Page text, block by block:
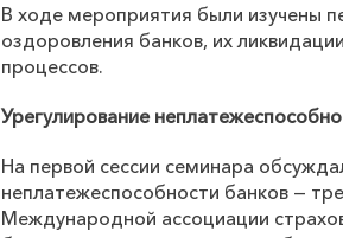
В ходе мероприятия были изучены
оздоровления банков, их
процессов.
Урегулирование
На первой сессии семинара
неплатежеспособности банков —
Международной ассоциации